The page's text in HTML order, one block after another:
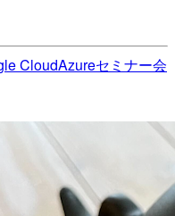
CloudAzureセミナー会